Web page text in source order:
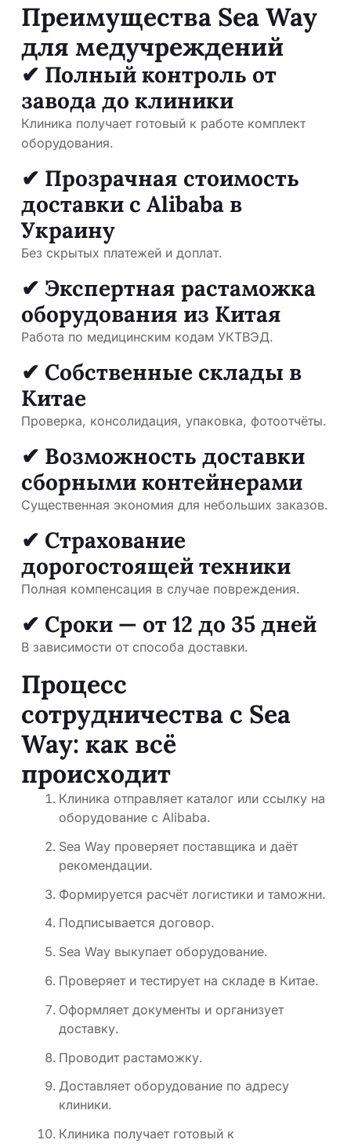
Преимущества Sea Way
для медучреждений
✔ Полный контроль от
завода до клиники
Клиника получает готовый к работе комплект
оборудования.
✔ Прозрачная стоимость
доставки с Alibaba в
Украину
Без скрытых платежей и доплат.
✔ Экспертная растаможка
оборудования из Китая
Работа по медицинским кодам УКТВЭД.
✔ Собственные склады в
Китае
Проверка, консолидация, упаковка, фотоотчёты.
✔ Возможность доставки
сборными контейнерами
Существенная экономия для небольших заказов.
✔ Страхование
дорогостоящей техники
Полная компенсация в случае повреждения.
✔ Сроки — от 12 до 35 дней
В зависимости от способа доставки.
Процесс
сотрудничества с Sea
Way: как всё
происходит
Клиника отправляет каталог или ссылку на
оборудование с Alibaba.
Sea Way проверяет поставщика и даёт
рекомендации.
Формируется расчёт логистики и таможни.
Подписывается договор.
Sea Way выкупает оборудование.
Проверяет и тестирует на складе в Китае.
Оформляет документы и организует
доставку.
Проводит растаможку.
Доставляет оборудование по адресу
клиники.
Клиника получает готовый к